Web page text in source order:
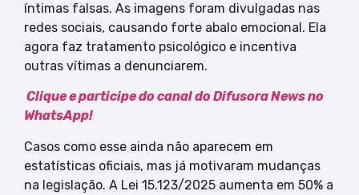
íntimas falsas. As imagens foram divulgadas nas
redes sociais, causando forte abalo emocional. Ela
agora faz tratamento psicológico e incentiva
outras vítimas a denunciarem.
Clique e participe do canal do Difusora News no
WhatsApp!
Casos como esse ainda não aparecem em
estatísticas oficiais, mas já motivaram mudanças
na legislação. A Lei 15.123/2025 aumenta em 50% a